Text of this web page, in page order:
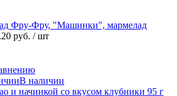
Фру-Фру, "Машинки", мармелад
руб. / шт
В наличии